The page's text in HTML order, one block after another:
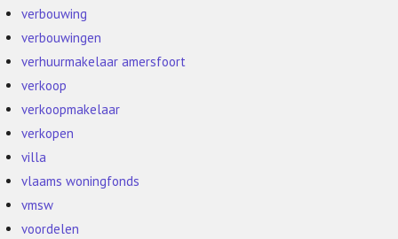
verbouwing
verbouwingen
verhuurmakelaar amersfoort
verkoop
verkoopmakelaar
verkopen
villa
vlaams woningfonds
vmsw
voordelen